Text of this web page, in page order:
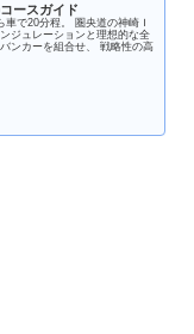
ースガイド
で20分程。 圏央道の神崎Ｉ
ジュレーションと理想的な全
ンカーを組合せ、 戦略性の高